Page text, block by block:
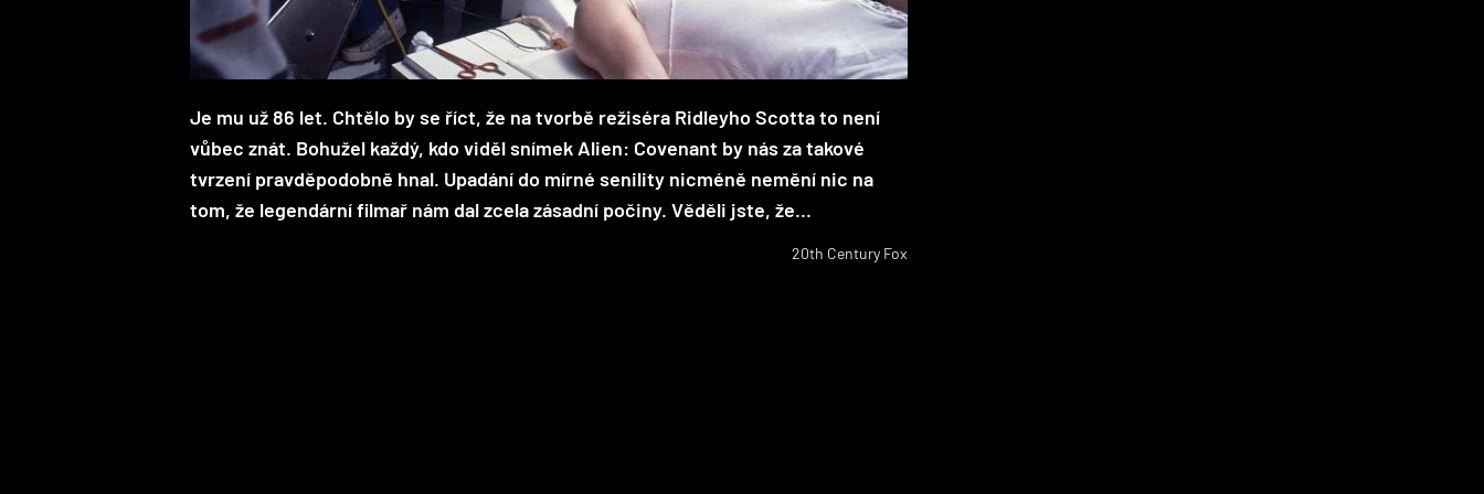
Je mu už 86 let. Chtělo by se říct, že na tvorbě režiséra Ridleyho Scotta to není
vůbec znát. Bohužel každý, kdo viděl snímek Alien: Covenant by nás za takové
tvrzení pravděpodobně hnal. Upadání do mírné senility nicméně nemění nic na
tom, že legendární filmař nám dal zcela zásadní počiny. Věděli jste, že...
20th Century Fox